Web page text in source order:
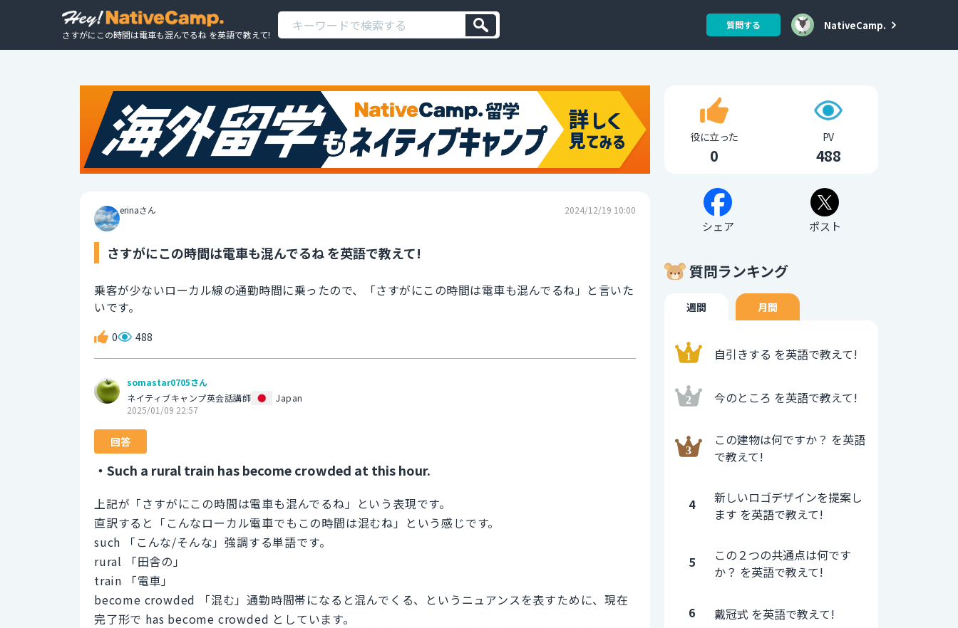
さすがにこの時間は電車も混んでるね を英語で教えて!
質問する NativeCamp.
erinaさん 2024/12/19 10:00
さすがにこの時間は電車も混んでるね を英語で教えて!
乗客が少ないローカル線の通勤時間に乗ったので、「さすがにこの時間は電車も混んでるね」と言いた
いです。
0 488
somastar0705さん
ネイティブキャンプ英会話講師
Japan
2025/01/09 22:57
回答
・Such a rural train has become crowded at this hour.
上記が「さすがにこの時間は電車も混んでるね」という表現です。
直訳すると「こんなローカル電車でもこの時間は混むね」という感じです。
such 「こんな/そんな」強調する単語です。
rural 「田舎の」
train 「電車」
become crowded 「混む」通勤時間帯になると混んでくる、というニュアンスを表すために、現在
完了形で has become crowded としています。
役に立った
0
PV
488
シェア ポスト
質問ランキング
週間 月間
自引きする を英語で教えて!
今のところ を英語で教えて!
この建物は何ですか？ を英語
で教えて!
4
新しいロゴデザインを提案し
ます を英語で教えて!
5
この２つの共通点は何です
か？ を英語で教えて!
6 戴冠式 を英語で教えて!